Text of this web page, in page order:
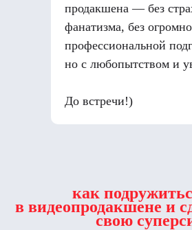
продакшена — без
фанатизма, без
профессиональной
но с любопытством и
До встречи!)
как
в видеопродакшене и
свою